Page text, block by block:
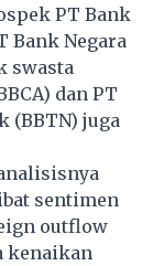
PT Bank
Bank Negara
swasta
dan PT
(BBTN) juga
sentimen
outflow
kenaikan